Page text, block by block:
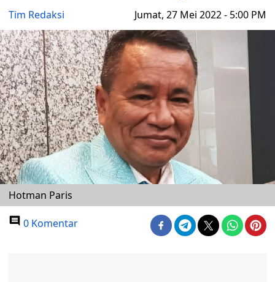
Tim Redaksi Jumat, 27 Mei 2022 - 5:00 PM
Hotman Paris
0 Komentar